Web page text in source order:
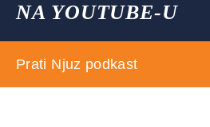
NA YOUTUBE-U
Prati Njuz podkast